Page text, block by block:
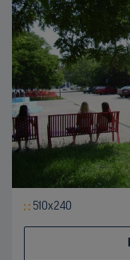
510x240